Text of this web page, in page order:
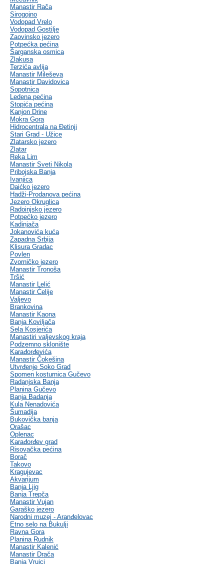
Manastir Rača
Sirogojno
Vodopad Vrelo
Vodopad Gostilje
Zaovinsko jezero
Potpećka pećina
Šarganska osmica
Zlakusa
Terzića avlija
Manastir Mileševa
Manastir Davidovica
Sopotnica
Ledena pećina
Stopića pećina
Kanjon Drine
Mokra Gora
Hidrocentrala na Đetinji
Stari Grad - Užice
Zlatarsko jezero
Zlatar
Reka Lim
Manastir Sveti Nikola
Pribojska Banja
Ivanjica
Daićko jezero
Hadži-Prodanova pećina
Jezero Okruglica
Radoinjsko jezero
Potpećko jezero
Kadinjača
Jokanovića kuća
Zapadna Srbija
Klisura Gradac
Povlen
Zvorničko jezero
Manastir Tronoša
Tršić
Manastir Lelić
Manastir Ćelije
Valjevo
Brankovina
Manastir Kaona
Banja Koviljača
Sela Kosjerića
Manastiri valjevskog kraja
Podzemno sklonište
Karađorđevića
Manastir Čokešina
Utvrđenje Soko Grad
Spomen kosturnica Gučevo
Radanjska Banja
Planina Gučevo
Banja Badanja
Kula Nenadovića
Šumadija
Bukovička banja
Orašac
Oplenac
Karađorđev grad
Risovačka pećina
Borač
Takovo
Kragujevac
Akvarijum
Banja Ljig
Banja Trepča
Manastir Vujan
Garaško jezero
Narodni muzej - Aranđelovac
Etno selo na Bukulji
Ravna Gora
Planina Rudnik
Manastir Kalenić
Manastir Drača
Banja Vrujci